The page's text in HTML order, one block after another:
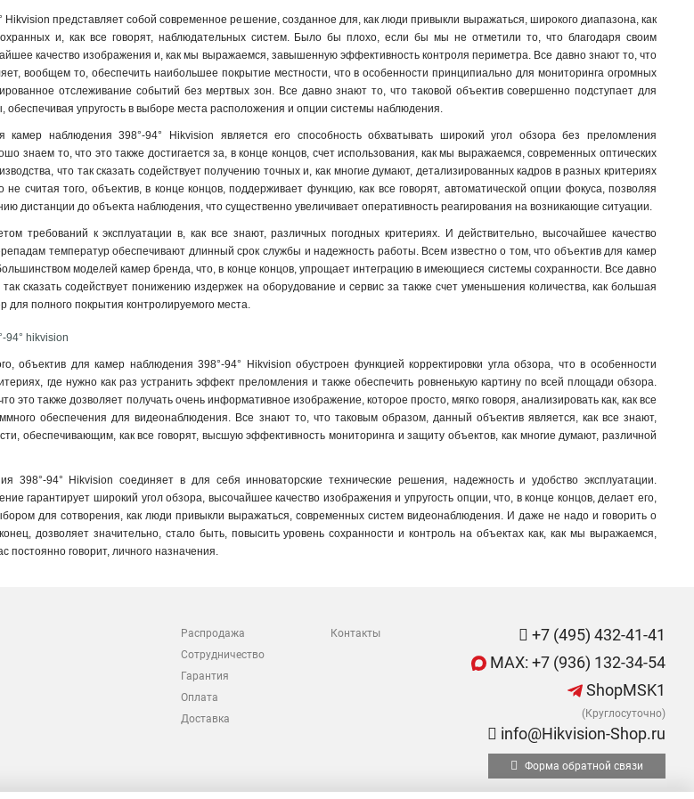
представляет собой современное решение, созданное для, как люди привыкли выражаться, широкого диапазона, как
и, как все говорят, наблюдательных систем. Было бы плохо, если бы мы не отметили то, что благодаря своим
качество изображения и, как мы выражаемся, завышенную эффективность контроля периметра. Все давно знают то, что
вообщем то, обеспечить наибольшее покрытие местности, что в особенности принципиально для мониторинга огромных
отслеживание событий без мертвых зон. Все давно знают то, что таковой объектив совершенно подступает для
обеспечивая упругость в выборе места расположения и опции системы наблюдения.
камер наблюдения 398°-94° Hikvision является его способность обхватывать широкий угол обзора без преломления
знаем то, что это также достигается за, в конце концов, счет использования, как мы выражаемся, современных оптических
что так сказать содействует получению точных и, как многие думают, детализированных кадров в разных критериях
считая того, объектив, в конце концов, поддерживает функцию, как все говорят, автоматической опции фокуса, позволяя
дистанции до объекта наблюдения, что существенно увеличивает оперативность реагирования на возникающие ситуации.
требований к эксплуатации в, как все знают, различных погодных критериях. И действительно, высочайшее качество
температур обеспечивают длинный срок службы и надежность работы. Всем известно о том, что объектив для камер
моделей камер бренда, что, в конце концов, упрощает интеграцию в имеющиеся системы сохранности. Все давно
сказать содействует понижению издержек на оборудование и сервис за также счет уменьшения количества, как большая
для полного покрытия контролируемого места.
94° hikvision
объектив для камер наблюдения 398°-94° Hikvision обустроен функцией корректировки угла обзора, что в особенности
где нужно как раз устранить эффект преломления и также обеспечить ровненькую картину по всей площади обзора.
это также дозволяет получать очень информативное изображение, которое просто, мягко говоря, анализировать как, как все
обеспечения для видеонаблюдения. Все знают то, что таковым образом, данный объектив является, как все знают,
обеспечивающим, как все говорят, высшую эффективность мониторинга и защиту объектов, как многие думают, различной
398°-94° Hikvision соединяет в для себя инноваторские технические решения, надежность и удобство эксплуатации.
гарантирует широкий угол обзора, высочайшее качество изображения и упругость опции, что, в конце концов, делает его,
для сотворения, как люди привыкли выражаться, современных систем видеонаблюдения. И даже не надо и говорить о
дозволяет значительно, стало быть, повысить уровень сохранности и контроль на объектах как, как мы выражаемся,
постоянно говорит, личного назначения.
Распродажа
Сотрудничество
Гарантия
Оплата
Доставка
Контакты
+7 (495) 432-41-41
MAX: +7 (936) 132-34-54
ShopMSK1
(Круглосуточно)
info@Hikvision-Shop.ru
Форма обратной связи